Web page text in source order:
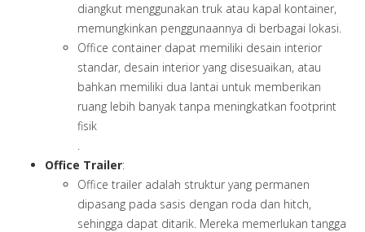
diangkut menggunakan truk atau kapal kontainer,
memungkinkan penggunaannya di berbagai lokasi.
Office container dapat memiliki desain interior
standar, desain interior yang disesuaikan, atau
bahkan memiliki dua lantai untuk memberikan
ruang lebih banyak tanpa meningkatkan footprint
fisik
.
Office Trailer:
Office trailer adalah struktur yang permanen
dipasang pada sasis dengan roda dan hitch,
sehingga dapat ditarik. Mereka memerlukan tangga